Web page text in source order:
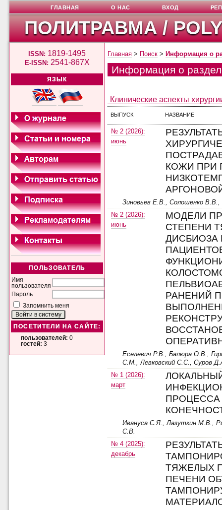
ПОЛИТРАВМА /
ISSN: 1819-1495
E-ISSN: 2541-867X
ЯЗЫК
ПОЛЬЗОВАТЕЛЬ
Имя
пользователя
Пароль
Запомнить меня
ПОСЕТИТЕЛИ НА САЙТЕ:
пользователей: 0
гостей: 3
ГЛАВНАЯ О НАС ВХОД
Главная > Поиск > Информация о
Информация о
Клинические аспекты
ВЫПУСК НАЗВАНИЕ
№ 2 (2026):
июнь
КОЖИ ПРИ
Зиновьев Е.В., Солошенко
№ 2 (2026):
июнь
МОДЕЛИ
СТЕПЕНИ
ДИСБИОЗА
РАНЕНИЙ
Еселевич Р.В., Балюра О.В.,
С.М., Левковский С.С., Суров
№ 1 (2026):
март
ПРОЦЕССА
Ивануса С.Я., Лазуткин М.В.,
С.В.
№ 4 (2025):
декабрь
ТЯЖЕЛЫХ
ПЕЧЕНИ